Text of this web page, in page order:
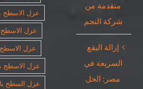
متقدمة من
شركة النجم
إزالة البقع
السريعة في
مصر: الحل
عزل الاسطح
عزل الاسطح
عزل الاسطح
عزل الاسطح
عزل السطح